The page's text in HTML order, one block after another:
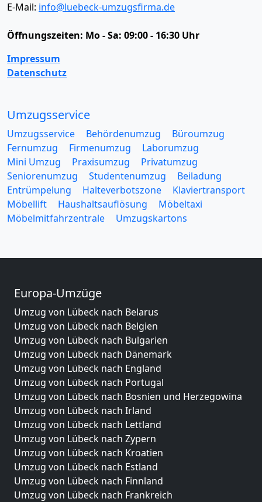
E-Mail: info@luebeck-umzugsfirma.de
Öffnungszeiten: Mo - Sa: 09:00 - 16:30 Uhr
Impressum
Datenschutz
Umzugsservice
Umzugsservice Behördenumzug
Büroumzug
Fernumzug
Firmenumzug
Laborumzug
Mini Umzug
Praxisumzug
Privatumzug
Seniorenumzug
Studentenumzug
Beiladung
Entrümpelung
Halteverbotszone
Klaviertransport
Möbellift
Haushaltsauflösung
Möbeltaxi
Möbelmitfahrzentrale
Umzugskartons
Europa-Umzüge
Umzug von Lübeck nach Belarus
Umzug von Lübeck nach Belgien
Umzug von Lübeck nach Bulgarien
Umzug von Lübeck nach Dänemark
Umzug von Lübeck nach England
Umzug von Lübeck nach Portugal
Umzug von Lübeck nach Bosnien und Herzegowina
Umzug von Lübeck nach Irland
Umzug von Lübeck nach Lettland
Umzug von Lübeck nach Zypern
Umzug von Lübeck nach Kroatien
Umzug von Lübeck nach Estland
Umzug von Lübeck nach Finnland
Umzug von Lübeck nach Frankreich